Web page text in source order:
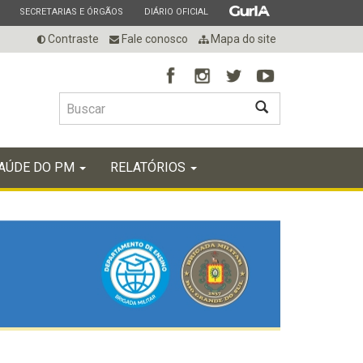
ESTADO
SECRETARIAS E ÓRGÃOS ESTADO
DIÁRIO OFICIAL ESTADO
Contraste Fale conosco Mapa do site
BUSCAR
DO PM RELATÓRIOS